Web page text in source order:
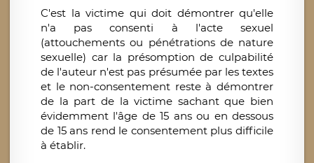
C'est la victime qui doit démontrer qu'elle
n'a pas consenti à l'acte sexuel
(attouchements ou pénétrations de nature
sexuelle) car la présomption de culpabilité
de l'auteur n'est pas présumée par les textes
et le non-consentement reste à démontrer
de la part de la victime sachant que bien
évidemment l'âge de 15 ans ou en dessous
de 15 ans rend le consentement plus difficile
à établir.